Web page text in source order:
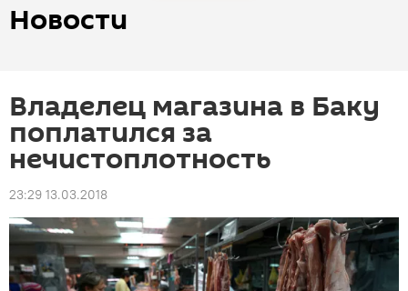
Новости
Владелец магазина в Баку
поплатился за
нечистоплотность
23:29 13.03.2018